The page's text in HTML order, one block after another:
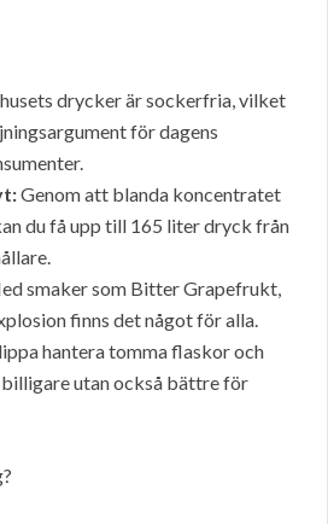
drycker är sockerfria, vilket
för dagens
Genom att blanda koncentratet
du få upp till 165 liter dryck från
smaker som Bitter Grapefrukt,
finns det något för alla.
hantera tomma flaskor och
utan också bättre för